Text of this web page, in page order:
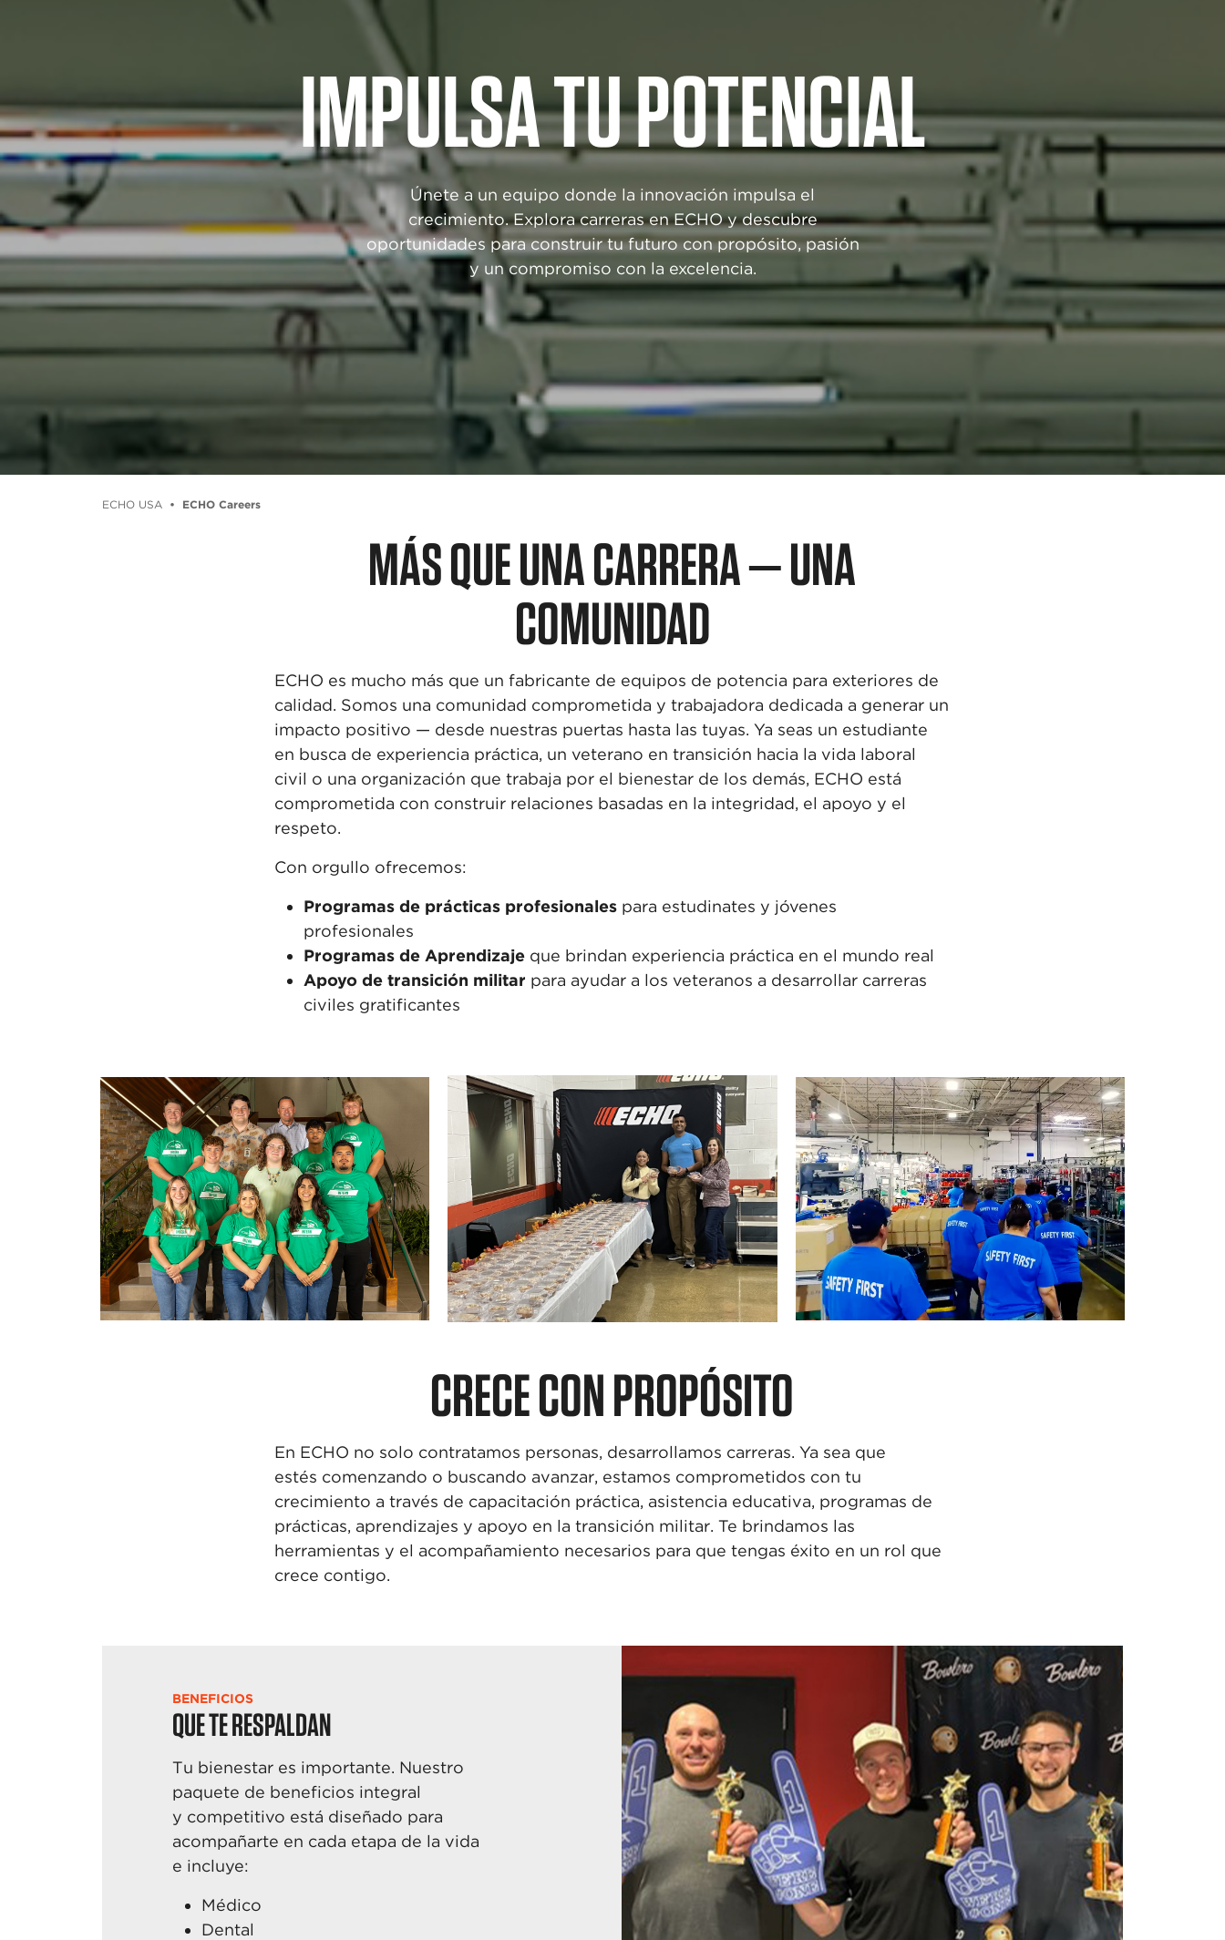
IMPULSA TU POTENCIAL
Únete a un equipo donde la innovación impulsa el
crecimiento. Explora carreras en ECHO y descubre
oportunidades para construir tu futuro con propósito, pasión
y un compromiso con la excelencia.​
ECHO USA ECHO Careers
MÁS QUE UNA CARRERA — UNA
COMUNIDAD
ECHO es mucho más que un fabricante de equipos de potencia para exteriores de
calidad. Somos una comunidad comprometida y trabajadora dedicada a generar un
impacto positivo — desde nuestras puertas hasta las tuyas. Ya seas un estudiante
en busca de experiencia práctica, un veterano en transición hacia la vida laboral
civil o una organización que trabaja por el bienestar de los demás, ECHO está
comprometida con construir relaciones basadas en la integridad, el apoyo y el
respeto.
Con orgullo ofrecemos:
Programas de prácticas profesionales para estudinates y jóvenes
profesionales
Programas de Aprendizajeque brindan experiencia práctica en el mundo real
Apoyo de transición militar para ayudar a los veteranos a desarrollar carreras
civiles gratificantes
CRECE CON PROPÓSITO
En ECHO no solo contratamos personas, desarrollamos carreras. Ya sea que
estés comenzando o buscando avanzar, estamos comprometidos con tu
crecimiento a través de capacitación práctica, asistencia educativa, programas de
prácticas, aprendizajes y apoyo en la transición militar. Te brindamos las
herramientas y el acompañamiento necesarios para que tengas éxito en un rol que
crece contigo.
BENEFICIOS
QUE TE RESPALDAN
Tu bienestar es importante. Nuestro
paquete de beneficios integral
y competitivo está diseñado para
acompañarte en cada etapa de la vida
e incluye:
Médico
Dental